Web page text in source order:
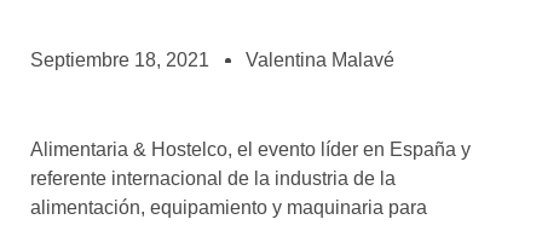
asociados
el café siempre tiene
algo nuevo que
enseñarnos
Septiembre 18, 2021 Valentina Malavé
Alimentaria & Hostelco, el evento líder en España y
referente internacional de la industria de la
alimentación, equipamiento y maquinaria para